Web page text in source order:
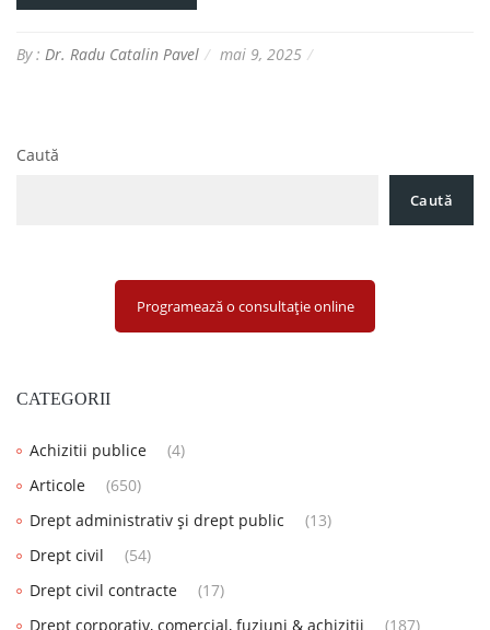
By : Dr. Radu Catalin Pavel mai 9, 2025
Caută
Caută
Programează o consultație online
CATEGORII
Achizitii publice
(4)
Articole
(650)
Drept administrativ și drept public
(13)
Drept civil
(54)
Drept civil contracte
(17)
Drept corporativ, comercial, fuziuni & achiziții
(187)